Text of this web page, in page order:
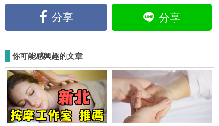
分享 分享
你可能感興趣的文章